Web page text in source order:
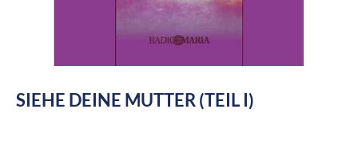
SIEHE DEINE MUTTER (TEIL I)